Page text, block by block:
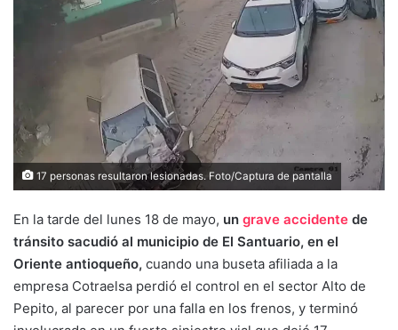
17 personas resultaron lesionadas. Foto/Captura de pantalla
En la tarde del lunes 18 de mayo, un grave accidente de
tránsito sacudió al municipio de El Santuario, en el
Oriente antioqueño, cuando una buseta afiliada a la
empresa Cotraelsa perdió el control en el sector Alto de
Pepito, al parecer por una falla en los frenos, y terminó